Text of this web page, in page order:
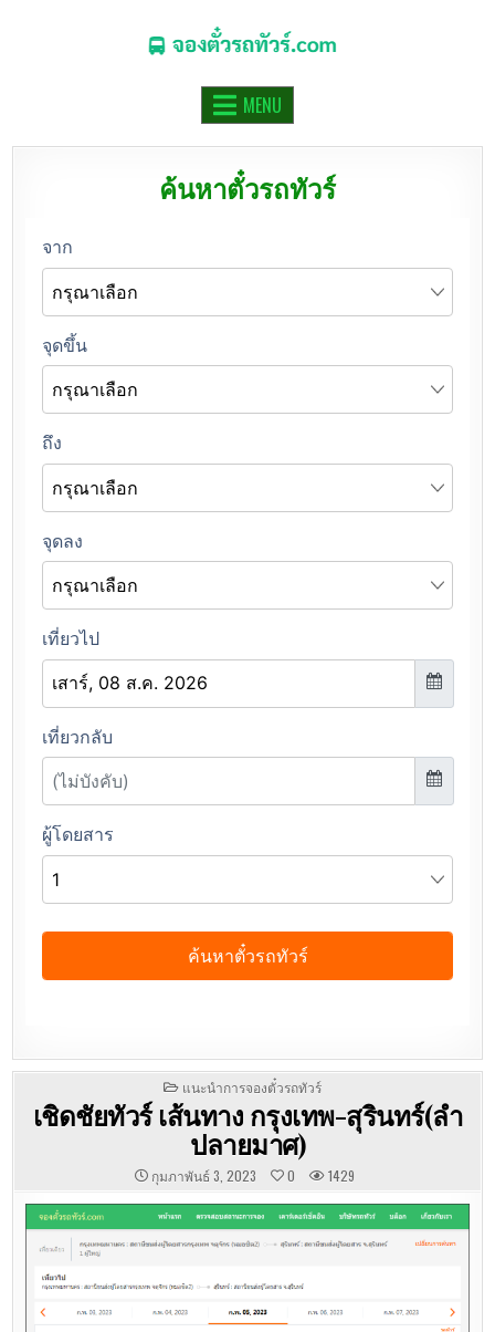
จองตั๋วรถทัวร์.COM
MENU
ค้นหาตั๋วรถทัวร์
POSTED
IN
แนะนำการจองตั๋วรถทัวร์
เชิดชัยทัวร์ เส้นทาง กรุงเทพ-สุรินทร์(ลำ
ปลายมาศ)
กุมภาพันธ์ 3, 2023 0 1429